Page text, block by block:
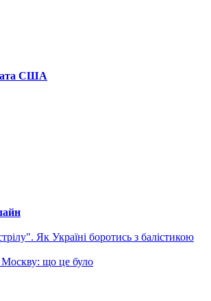
США
Як Україні боротись з балістикою
Москву: що це було